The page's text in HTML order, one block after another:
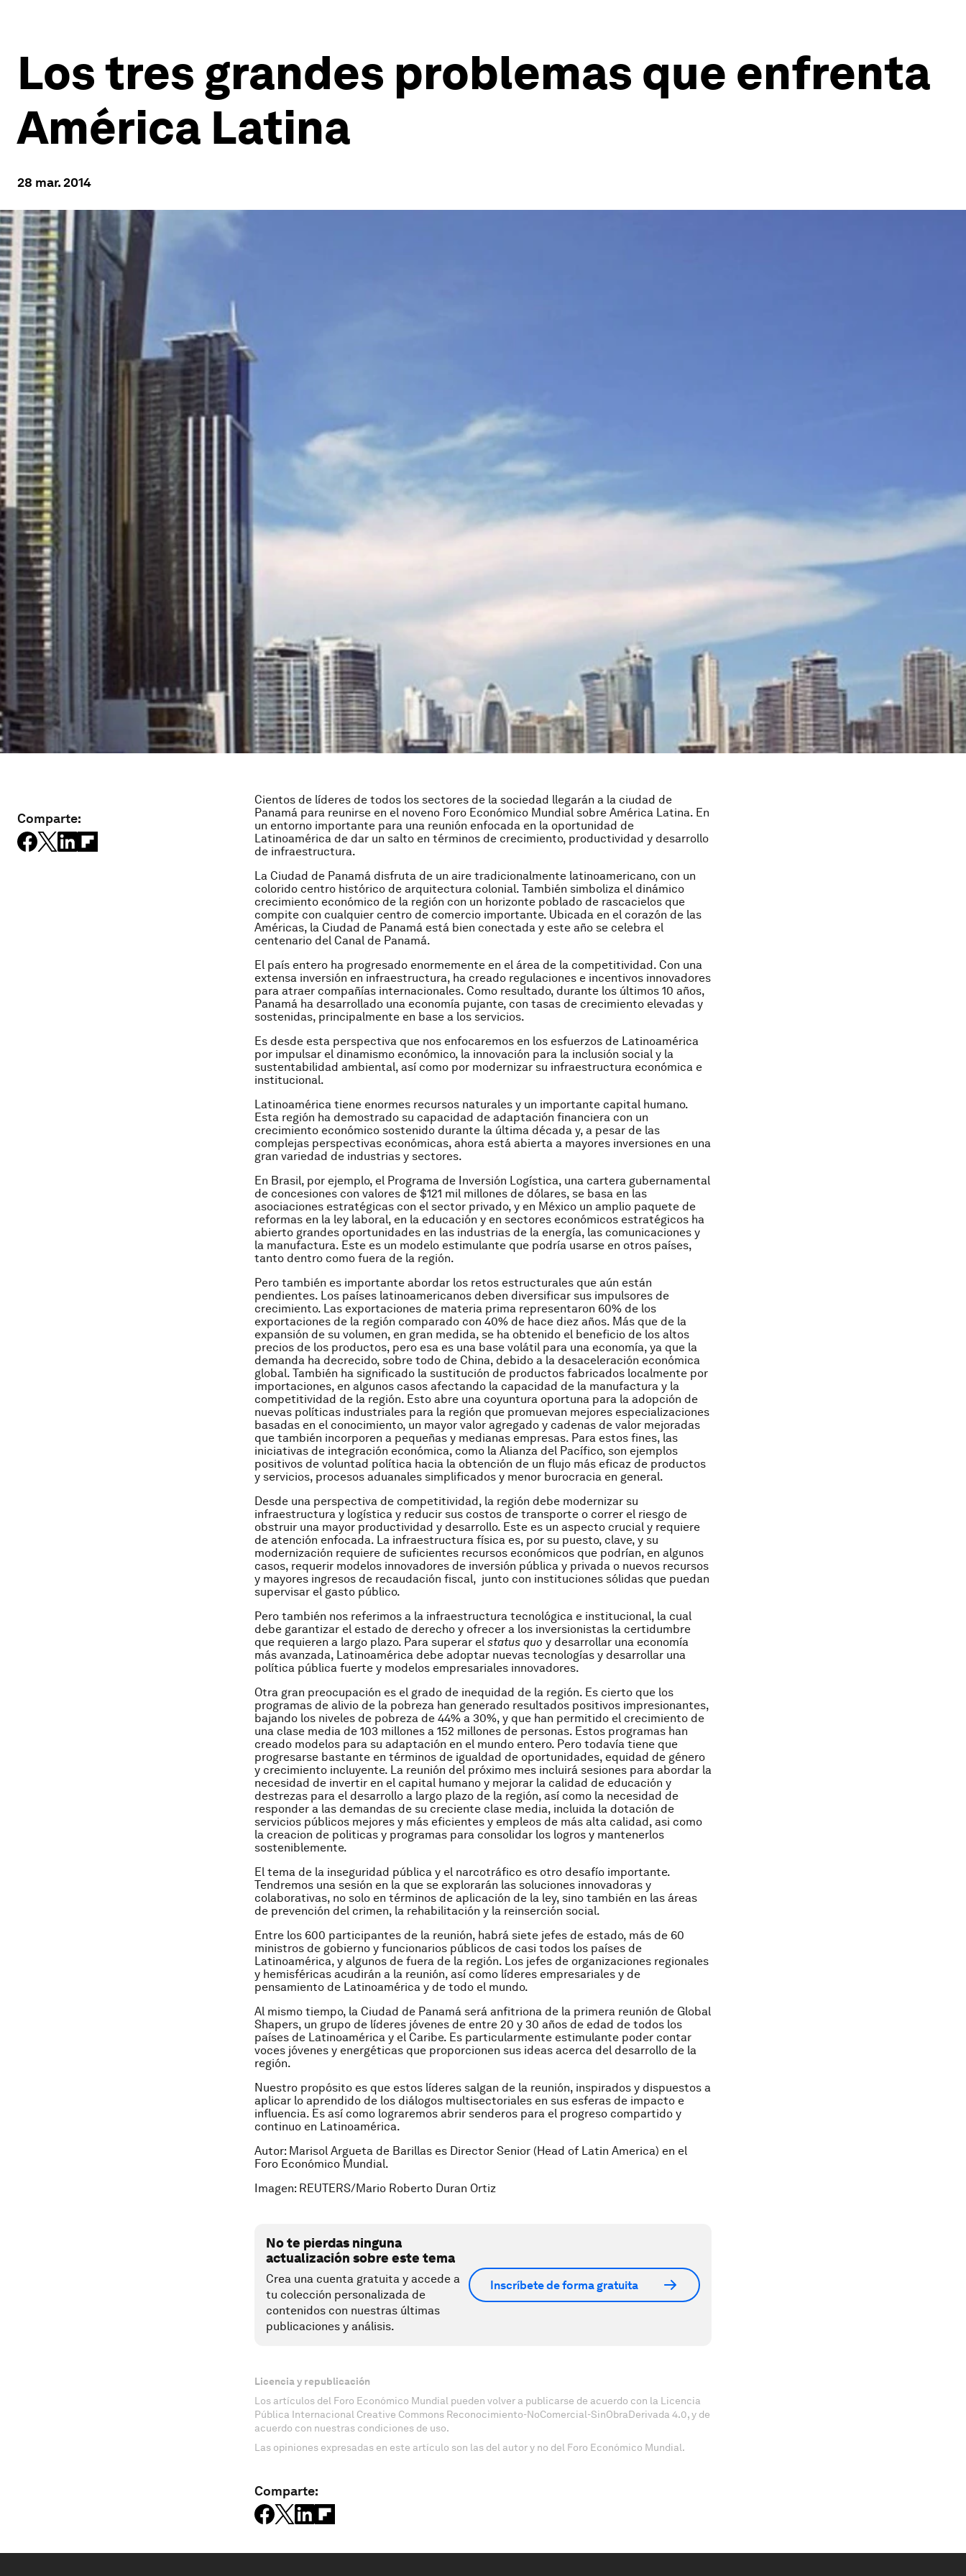
Los tres grandes problemas que enfrenta
América Latina
28 mar. 2014
Comparte:
Cientos de líderes de todos los sectores de la sociedad llegarán a la ciudad de
Panamá para reunirse en el noveno Foro Económico Mundial sobre América Latina. En
un entorno importante para una reunión enfocada en la oportunidad de
Latinoamérica de dar un salto en términos de crecimiento, productividad y desarrollo
de infraestructura.
La Ciudad de Panamá disfruta de un aire tradicionalmente latinoamericano, con un
colorido centro histórico de arquitectura colonial. También simboliza el dinámico
crecimiento económico de la región con un horizonte poblado de rascacielos que
compite con cualquier centro de comercio importante. Ubicada en el corazón de las
Américas, la Ciudad de Panamá está bien conectada y este año se celebra el
centenario del Canal de Panamá.
El país entero ha progresado enormemente en el área de la competitividad. Con una
extensa inversión en infraestructura, ha creado regulaciones e incentivos innovadores
para atraer compañías internacionales. Como resultado, durante los últimos 10 años,
Panamá ha desarrollado una economía pujante, con tasas de crecimiento elevadas y
sostenidas, principalmente en base a los servicios.
Es desde esta perspectiva que nos enfocaremos en los esfuerzos de Latinoamérica
por impulsar el dinamismo económico, la innovación para la inclusión social y la
sustentabilidad ambiental, así como por modernizar su infraestructura económica e
institucional.
Latinoamérica tiene enormes recursos naturales y un importante capital humano.
Esta región ha demostrado su capacidad de adaptación financiera con un
crecimiento económico sostenido durante la última década y, a pesar de las
complejas perspectivas económicas, ahora está abierta a mayores inversiones en una
gran variedad de industrias y sectores.
En Brasil, por ejemplo, el Programa de Inversión Logística, una cartera gubernamental
de concesiones con valores de $121 mil millones de dólares, se basa en las
asociaciones estratégicas con el sector privado, y en México un amplio paquete de
reformas en la ley laboral, en la educación y en sectores económicos estratégicos ha
abierto grandes oportunidades en las industrias de la energía, las comunicaciones y
la manufactura. Este es un modelo estimulante que podría usarse en otros países,
tanto dentro como fuera de la región.
Pero también es importante abordar los retos estructurales que aún están
pendientes. Los países latinoamericanos deben diversificar sus impulsores de
crecimiento. Las exportaciones de materia prima representaron 60% de los
exportaciones de la región comparado con 40% de hace diez años. Más que de la
expansión de su volumen, en gran medida, se ha obtenido el beneficio de los altos
precios de los productos, pero esa es una base volátil para una economía, ya que la
demanda ha decrecido, sobre todo de China, debido a la desaceleración económica
global. También ha significado la sustitución de productos fabricados localmente por
importaciones, en algunos casos afectando la capacidad de la manufactura y la
competitividad de la región. Esto abre una coyuntura oportuna para la adopción de
nuevas políticas industriales para la región que promuevan mejores especializaciones
basadas en el conocimiento, un mayor valor agregado y cadenas de valor mejoradas
que también incorporen a pequeñas y medianas empresas. Para estos fines, las
iniciativas de integración económica, como la Alianza del Pacífico, son ejemplos
positivos de voluntad política hacia la obtención de un flujo más eficaz de productos
y servicios, procesos aduanales simplificados y menor burocracia en general.
Desde una perspectiva de competitividad, la región debe modernizar su
infraestructura y logística y reducir sus costos de transporte o correr el riesgo de
obstruir una mayor productividad y desarrollo. Este es un aspecto crucial y requiere
de atención enfocada. La infraestructura física es, por su puesto, clave, y su
modernización requiere de suficientes recursos económicos que podrían, en algunos
casos, requerir modelos innovadores de inversión pública y privada o nuevos recursos
y mayores ingresos de recaudación fiscal, junto con instituciones sólidas que puedan
supervisar el gasto público.
Pero también nos referimos a la infraestructura tecnológica e institucional, la cual
debe garantizar el estado de derecho y ofrecer a los inversionistas la certidumbre
que requieren a largo plazo. Para superar el status quo y desarrollar una economía
más avanzada, Latinoamérica debe adoptar nuevas tecnologías y desarrollar una
política pública fuerte y modelos empresariales innovadores.
Otra gran preocupación es el grado de inequidad de la región. Es cierto que los
programas de alivio de la pobreza han generado resultados positivos impresionantes,
bajando los niveles de pobreza de 44% a 30%, y que han permitido el crecimiento de
una clase media de 103 millones a 152 millones de personas. Estos programas han
creado modelos para su adaptación en el mundo entero. Pero todavía tiene que
progresarse bastante en términos de igualdad de oportunidades, equidad de género
y crecimiento incluyente. La reunión del próximo mes incluirá sesiones para abordar la
necesidad de invertir en el capital humano y mejorar la calidad de educación y
destrezas para el desarrollo a largo plazo de la región, así como la necesidad de
responder a las demandas de su creciente clase media, incluida la dotación de
servicios públicos mejores y más eficientes y empleos de más alta calidad, asi como
la creacion de politicas y programas para consolidar los logros y mantenerlos
sosteniblemente.
El tema de la inseguridad pública y el narcotráfico es otro desafío importante.
Tendremos una sesión en la que se explorarán las soluciones innovadoras y
colaborativas, no solo en términos de aplicación de la ley, sino también en las áreas
de prevención del crimen, la rehabilitación y la reinserción social.
Entre los 600 participantes de la reunión, habrá siete jefes de estado, más de 60
ministros de gobierno y funcionarios públicos de casi todos los países de
Latinoamérica, y algunos de fuera de la región. Los jefes de organizaciones regionales
y hemisféricas acudirán a la reunión, así como líderes empresariales y de
pensamiento de Latinoamérica y de todo el mundo.
Al mismo tiempo, la Ciudad de Panamá será anfitriona de la primera reunión de Global
Shapers, un grupo de líderes jóvenes de entre 20 y 30 años de edad de todos los
países de Latinoamérica y el Caribe. Es particularmente estimulante poder contar
voces jóvenes y energéticas que proporcionen sus ideas acerca del desarrollo de la
región.
Nuestro propósito es que estos líderes salgan de la reunión, inspirados y dispuestos a
aplicar lo aprendido de los diálogos multisectoriales en sus esferas de impacto e
influencia. Es así como lograremos abrir senderos para el progreso compartido y
continuo en Latinoamérica.
Autor: Marisol Argueta de Barillas es Director Senior (Head of Latin America) en el
Foro Económico Mundial.
Imagen: REUTERS/Mario Roberto Duran Ortiz
No te pierdas ninguna
actualización sobre este tema
Crea una cuenta gratuita y accede a
tu colección personalizada de
contenidos con nuestras últimas
publicaciones y análisis.
Inscríbete de forma gratuita
Licencia y republicación
Los artículos del Foro Económico Mundial pueden volver a publicarse de acuerdo con la Licencia
Pública Internacional Creative Commons Reconocimiento-NoComercial-SinObraDerivada 4.0, y de
acuerdo con nuestras condiciones de uso.
Las opiniones expresadas en este artículo son las del autor y no del Foro Económico Mundial.
Comparte: